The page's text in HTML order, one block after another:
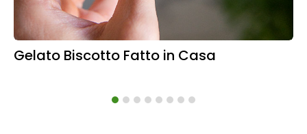
Gelato Biscotto Fatto in Casa